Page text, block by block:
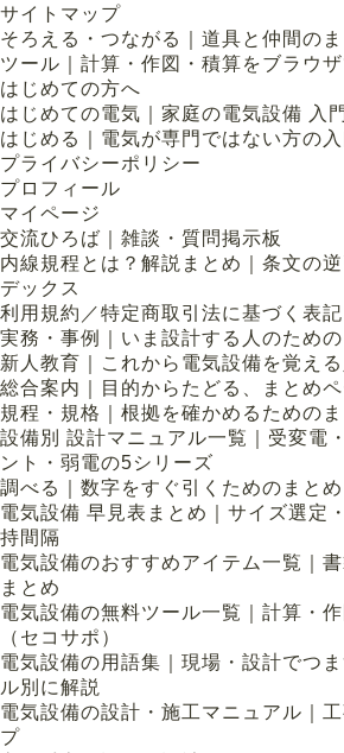
サイトマップ
そろえる・つながる｜道具と仲間の
ツール｜計算・作図・積算をブラウ
はじめての方へ
はじめての電気｜家庭の電気設備 入
はじめる｜電気が専門ではない方の
プライバシーポリシー
プロフィール
マイページ
交流ひろば｜雑談・質問掲示板
内線規程とは？解説まとめ｜条文の
デックス
利用規約／特定商取引法に基づく表記
実務・事例｜いま設計する人のため
新人教育｜これから電気設備を覚え
総合案内｜目的からたどる、まとめ
規程・規格｜根拠を確かめるための
設備別 設計マニュアル一覧｜受変電
ント・弱電の5シリーズ
調べる｜数字をすぐ引くためのまとめ
電気設備 早見表まとめ｜サイズ選定
持間隔
電気設備のおすすめアイテム一覧｜
まとめ
電気設備の無料ツール一覧｜計算・
（セコサポ）
電気設備の用語集｜現場・設計でつ
ル別に解説
電気設備の設計・施工マニュアル｜
プ